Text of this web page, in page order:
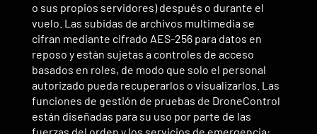
o sus propios servidores) después o durante el
vuelo. Las subidas de archivos multimedia se
cifran mediante cifrado AES-256 para datos en
reposo y están sujetas a controles de acceso
basados en roles, de modo que solo el personal
autorizado pueda recuperarlos o visualizarlos. Las
funciones de gestión de pruebas de DroneControl
están diseñadas para su uso por parte de las